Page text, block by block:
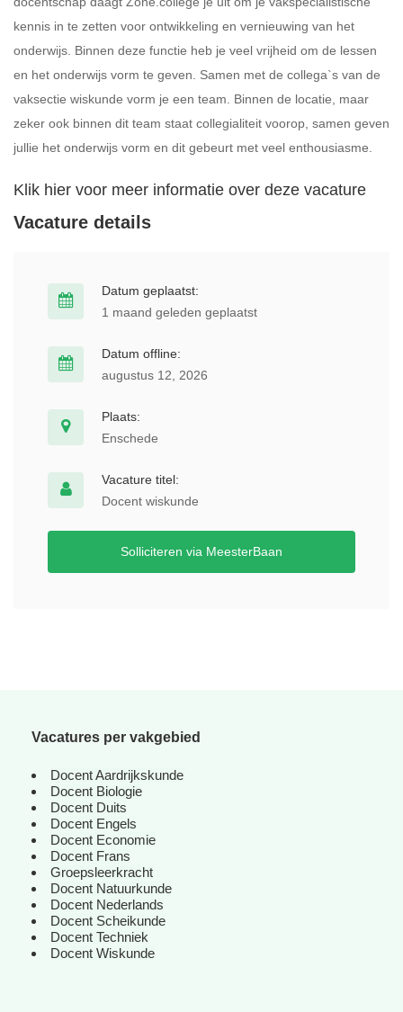
kennis in te zetten voor ontwikkeling en vernieuwing van het
onderwijs. Binnen deze functie heb je veel vrijheid om de lessen
en het onderwijs vorm te geven. Samen met de collega`s van de
vaksectie wiskunde vorm je een team. Binnen de locatie, maar
zeker ook binnen dit team staat collegialiteit voorop, samen geven
jullie het onderwijs vorm en dit gebeurt met veel enthousiasme.
Klik hier voor meer informatie over deze vacature
Vacature details
Datum geplaatst:
1 maand geleden geplaatst
Datum offline:
augustus 12, 2026
Plaats:
Enschede
Vacature titel:
Docent wiskunde
Solliciteren via MeesterBaan
Vacatures per vakgebied
Docent Aardrijkskunde
Docent Biologie
Docent Duits
Docent Engels
Docent Economie
Docent Frans
Groepsleerkracht
Docent Natuurkunde
Docent Nederlands
Docent Scheikunde
Docent Techniek
Docent Wiskunde